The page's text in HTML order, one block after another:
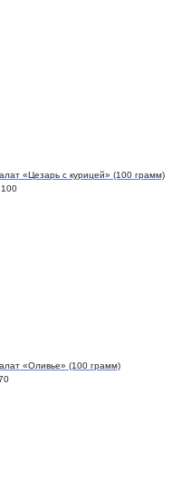
«Цезарь с курицей» (100 грамм)
100
«Оливье» (100 грамм)